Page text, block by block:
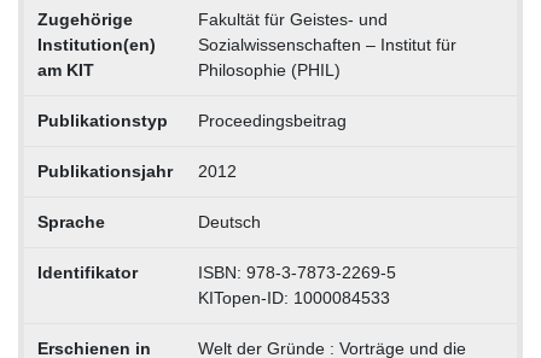
Zugehörige
Institution(en)
am KIT
Fakultät für Geistes- und
Sozialwissenschaften – Institut für
Philosophie (PHIL)
Publikationstyp Proceedingsbeitrag
Publikationsjahr 2012
Sprache Deutsch
Identifikator
ISBN: 978-3-7873-2269-5
KITopen-ID: 1000084533
Erschienen in Welt der Gründe : Vorträge und die